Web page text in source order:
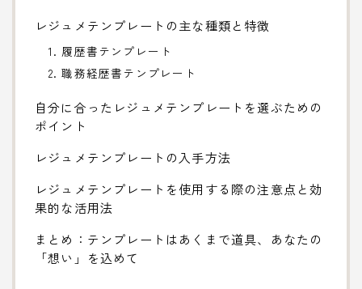
レジュメテンプレートの主な種類と特徴
1. 履歴書テンプレート
2. 職務経歴書テンプレート
自分に合ったレジュメテンプレートを選ぶための
ポイント
レジュメテンプレートの入手方法
レジュメテンプレートを使用する際の注意点と効
果的な活用法
まとめ：テンプレートはあくまで道具、あなたの
「想い」を込めて